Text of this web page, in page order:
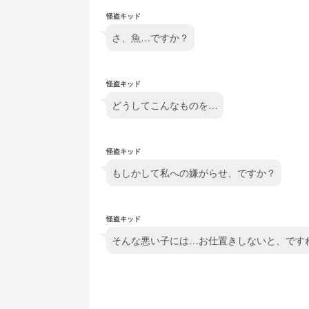
怪盗キッド
さ、魚…ですか？
怪盗キッド
どうしてこんなものを…
怪盗キッド
もしかして私への嫌がらせ、ですか？
怪盗キッド
そんな悪い子には…お仕置きしないと、です